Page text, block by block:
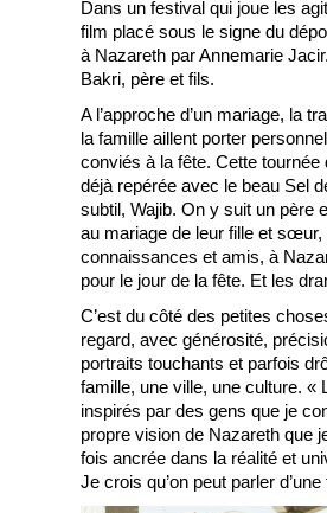
Dans un festival qui joue les
film placé sous le signe du
à Nazareth par Annemarie
Bakri, père et fils.
A l’approche d’un mariage, la
la famille aillent porter
conviés à la fête. Cette
déjà repérée avec le beau Sel
subtil, Wajib. On y suit un père
au mariage de leur fille et
connaissances et amis, à
pour le jour de la fête. Et les
C’est du côté des petites
regard, avec générosité,
portraits touchants et parfois
famille, une ville, une culture. «
inspirés par des gens que je
propre vision de Nazareth que
fois ancrée dans la réalité et
Je crois qu’on peut parler